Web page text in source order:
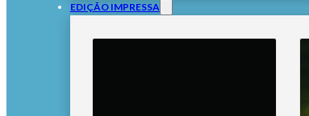
EDIÇÃO IMPRESSA